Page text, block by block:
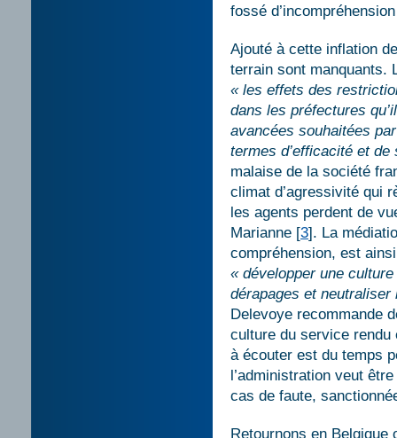
fossé
Ajouté à cette inflation
terrain sont manquants.
« les effets des
dans les préfectures
avancées souhaitées
termes d’efficacité et
malaise de la société
climat d’agressivité qui
les agents perdent de
Marianne [3]. La
compréhension, est
« développer une
dérapages et
Delevoye recommande
culture du service rendu
à écouter est du temps
l’administration veut
cas de faute,
Retournons en Belgique